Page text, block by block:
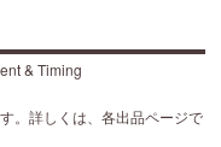
& Timing
。詳しくは、各出品ページで